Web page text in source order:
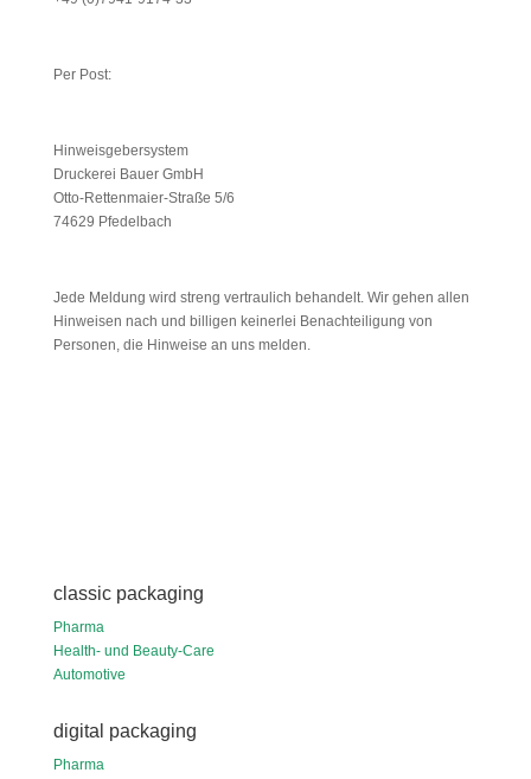
Per Post:
Hinweisgebersystem
Druckerei Bauer GmbH
Otto-Rettenmaier-Straße 5/6
74629 Pfedelbach
Jede Meldung wird streng vertraulich behandelt. Wir gehen allen
Hinweisen nach und billigen keinerlei Benachteiligung von
Personen, die Hinweise an uns melden.
classic packaging
Pharma
Health- und Beauty-Care
Automotive
digital packaging
Pharma